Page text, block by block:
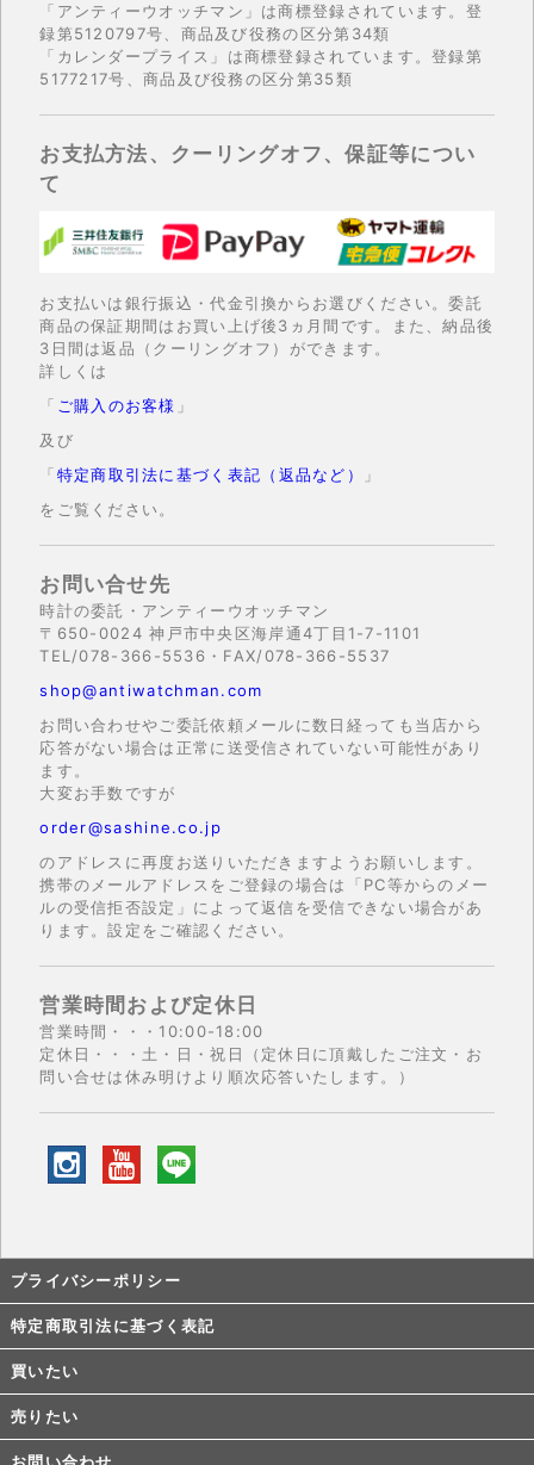
「アンティーウオッチマン」は商標登録されています。登
録第5120797号、商品及び役務の区分第34類
「カレンダープライス」は商標登録されています。登録第
5177217号、商品及び役務の区分第35類
お支払方法、クーリングオフ、保証等につい
て
お支払いは銀行振込・代金引換からお選びください。委託
商品の保証期間はお買い上げ後3ヵ月間です。また、納品後
3日間は返品（クーリングオフ）ができます。
詳しくは
「 ご購入のお客様 」
及び
「特定商取引法に基づく表記（返品など）
」
をご覧ください。
お問い合せ先
時計の委託・アンティーウオッチマン
〒650-0024 神戸市中央区海岸通4丁目1-7-1101
TEL/078-366-5536・FAX/078-366-5537
shop@antiwatchman.com
お問い合わせやご委託依頼メールに数日経っても当店から
応答がない場合は正常に送受信されていない可能性があり
ます。
大変お手数ですが
order@sashine.co.jp
のアドレスに再度お送りいただきますようお願いします。
携帯のメールアドレスをご登録の場合は「PC等からのメー
ルの受信拒否設定」によって返信を受信できない場合があ
ります。設定をご確認ください。
営業時間および定休日
営業時間・・・10:00-18:00
定休日・・・土・日・祝日（定休日に頂戴したご注文・お
問い合せは休み明けより順次応答いたします。）
プライバシーポリシー
特定商取引法に基づく表記
買いたい
売りたい
お問い合わせ